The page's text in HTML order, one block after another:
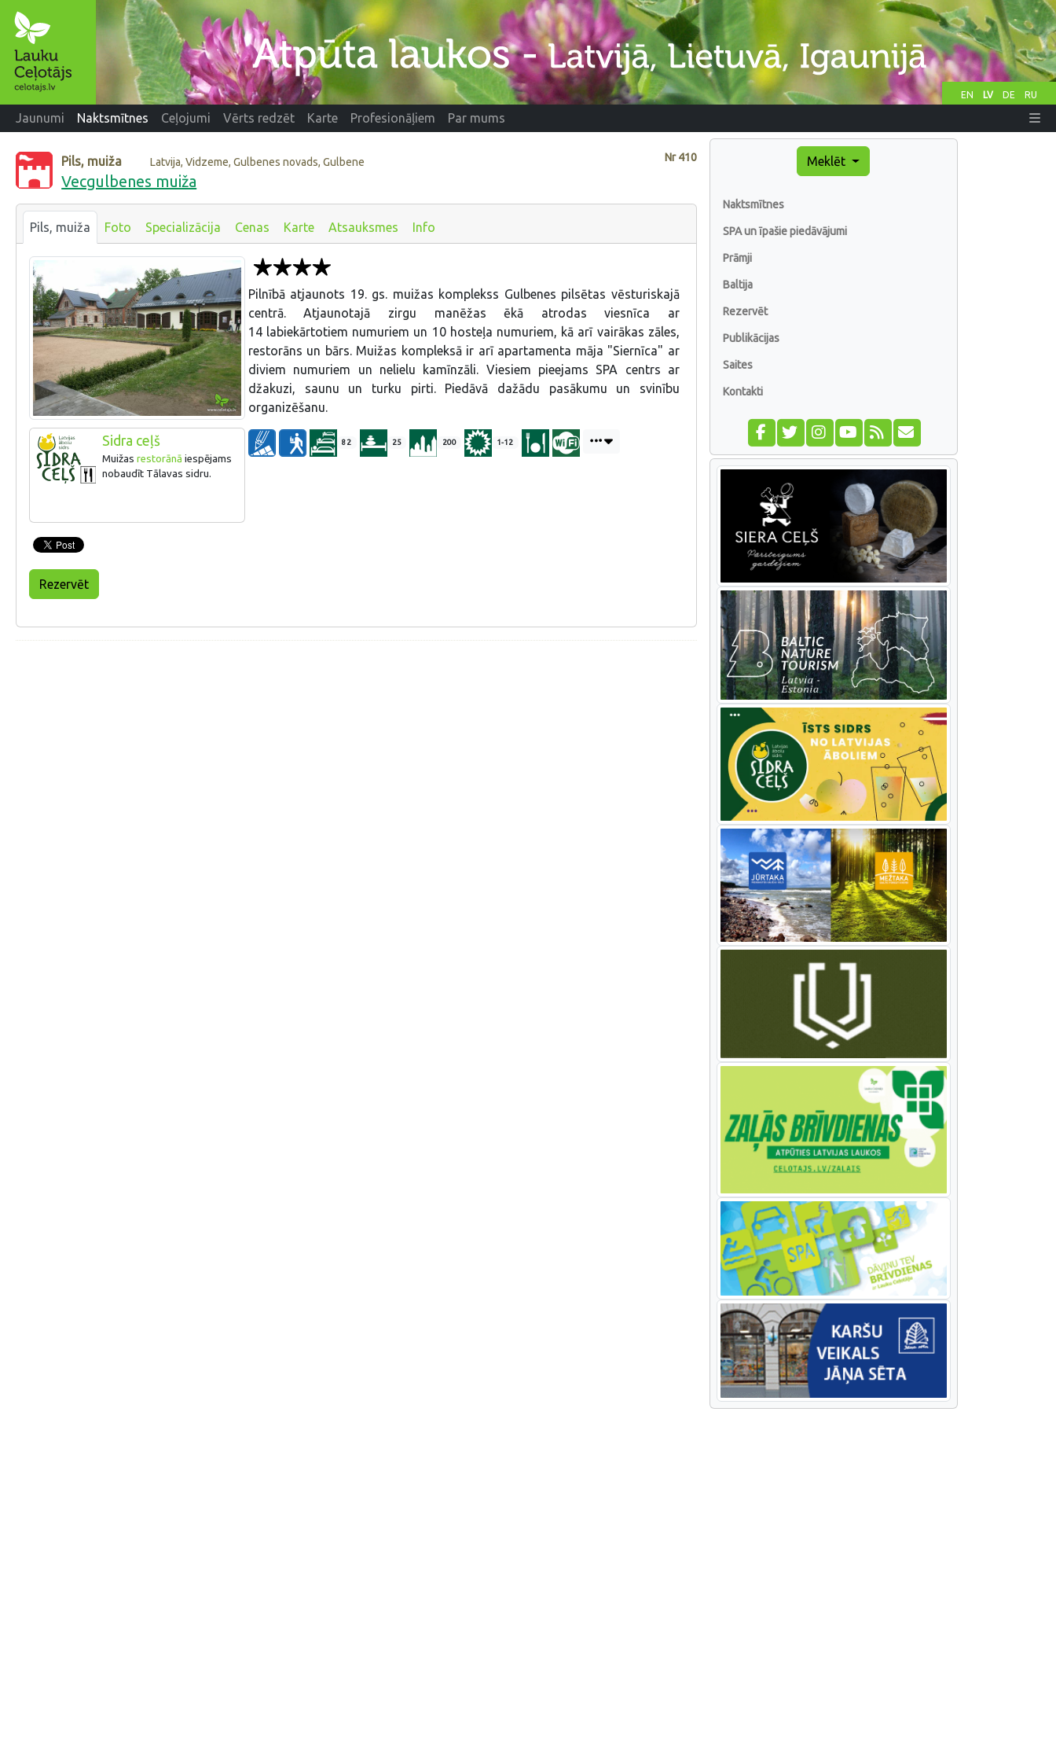
EN LV DE RU
Jaunumi Naktsmītnes Ceļojumi Vērts redzēt Karte Profesionāļiem Par mums
Nr410
Pils, muiža Latvija, Vidzeme, Gulbenes novads, Gulbene
Vecgulbenes muiža
Pils, muiža Foto Specializācija Cenas Karte Atsauksmes Info
Sidra ceļš
Muižas restorānā iespējams
nobaudīt Tālavas sidru.
Pilnībā atjaunots 19. gs. muižas komplekss Gulbenes pilsētas vēsturiskajā
centrā. Atjaunotajā zirgu manēžas ēkā atrodas viesnīca ar
14 labiekārtotiem numuriem un 10 hosteļa numuriem, kā arī vairākas zāles,
restorāns un bārs. Muižas kompleksā ir arī apartamenta māja "Siernīca" ar
diviem numuriem un nelielu kamīnzāli. Viesiem pieejams SPA centrs ar
džakuzi, saunu un turku pirti. Piedāvā dažādu pasākumu un svinību
organizēšanu.
82 25 200 1-12
Rezervēt
Meklēt
Naktsmītnes
SPA un īpašie piedāvājumi
Prāmji
Baltija
Rezervēt
Publikācijas
Saites
Kontakti